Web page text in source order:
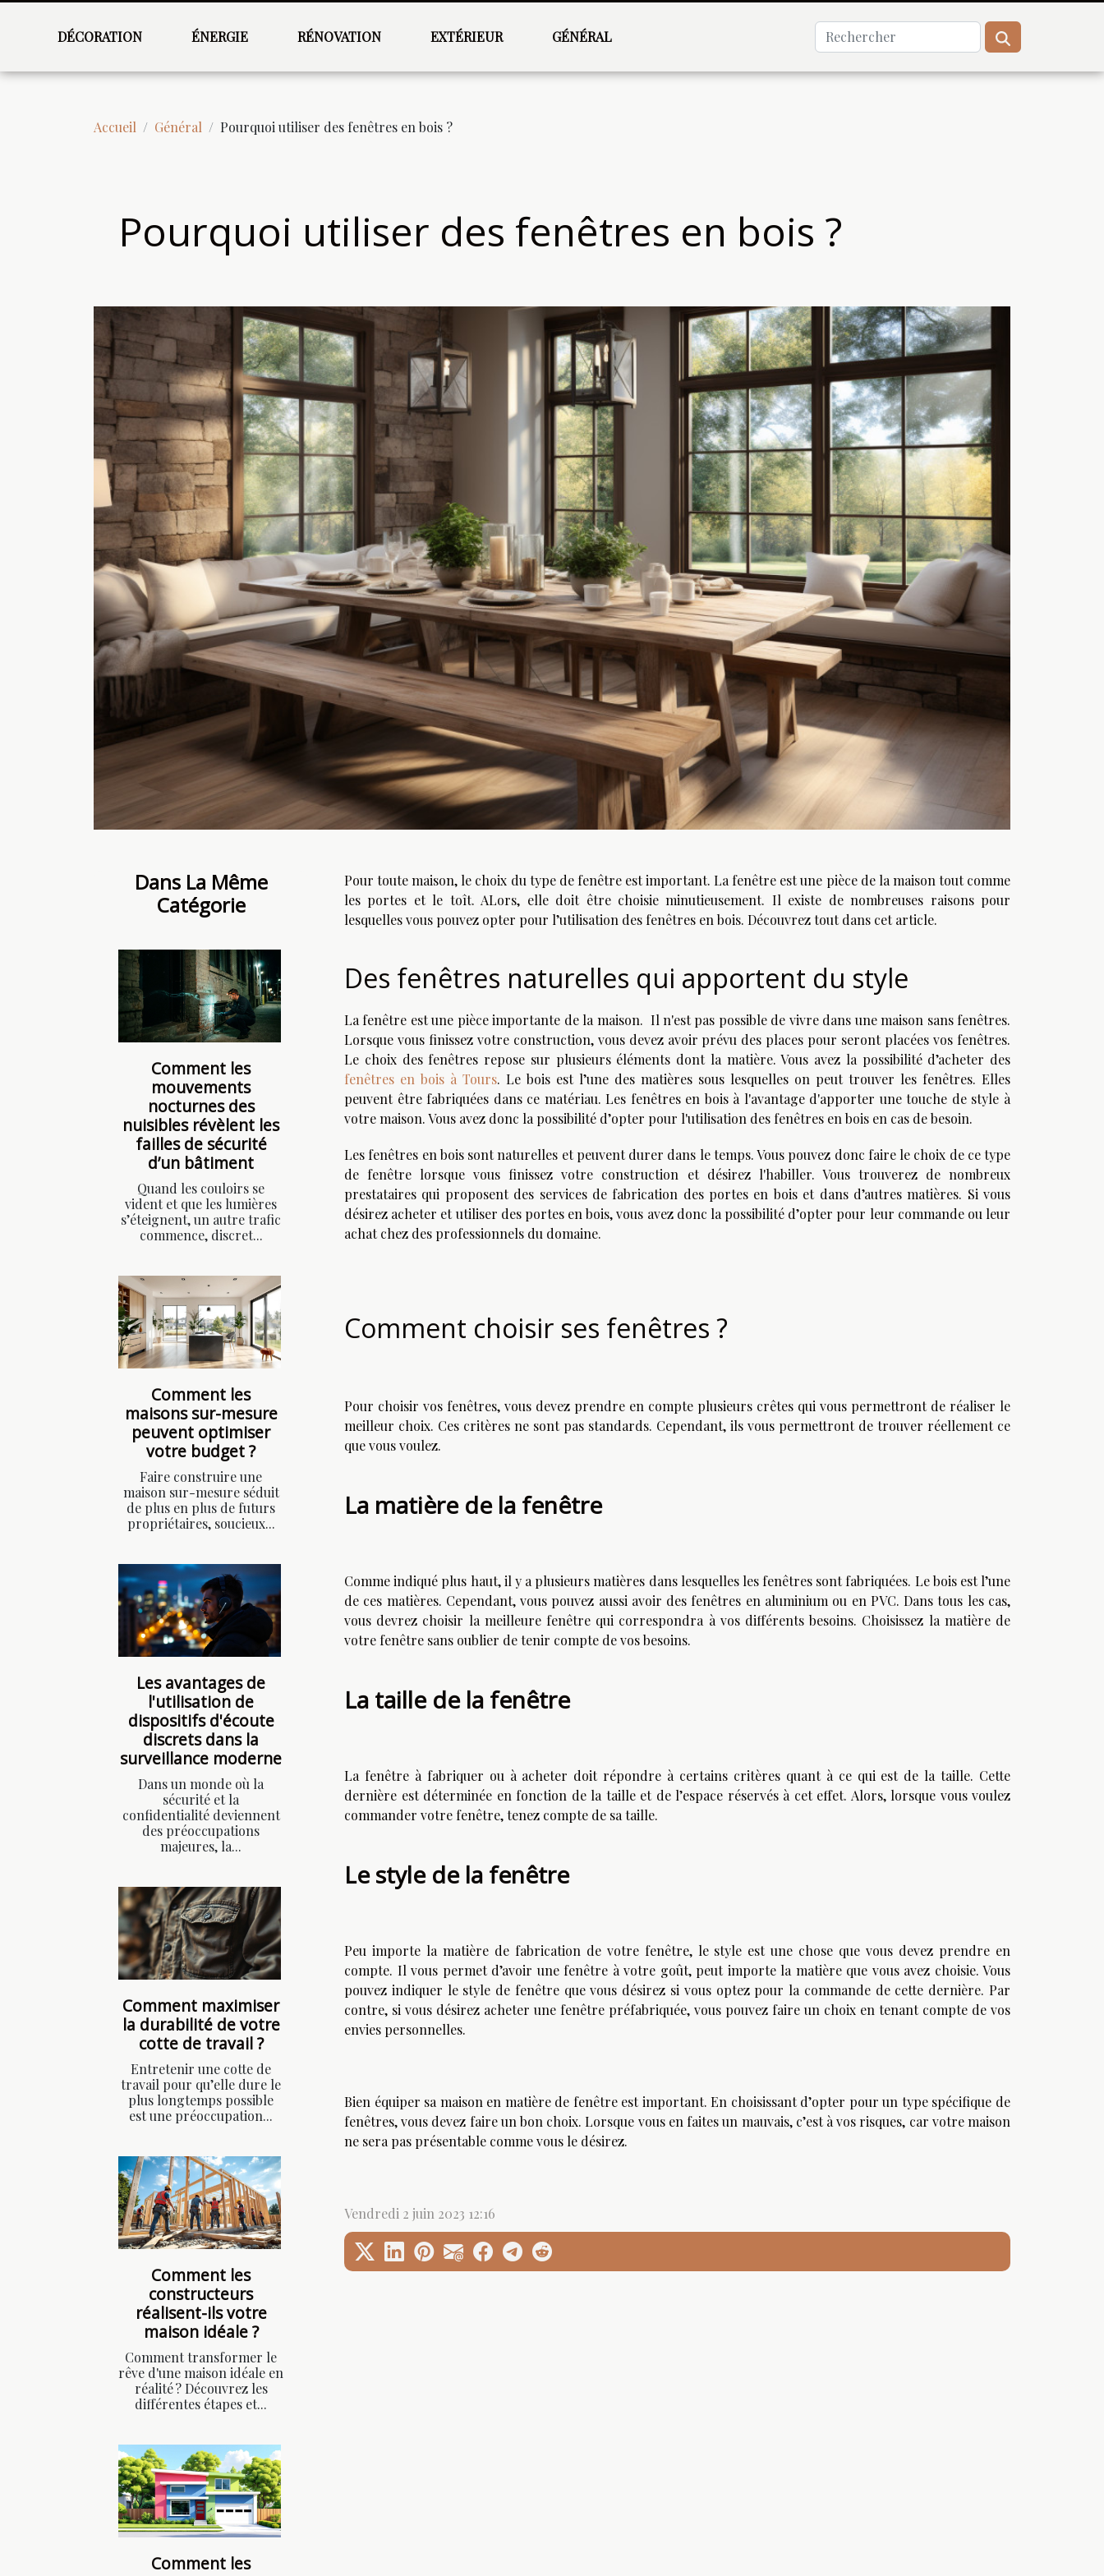
DÉCORATION ÉNERGIE RÉNOVATION EXTÉRIEUR GÉNÉRAL
Accueil Général Pourquoi utiliser des fenêtres en bois ?
Pourquoi utiliser des fenêtres en bois ?
Dans La Même
Catégorie
Comment les
mouvements
nocturnes des
nuisibles révèlent les
failles de sécurité
d’un bâtiment
Quand les couloirs se
vident et que les lumières
s’éteignent, un autre trafic
commence, discret...
Comment les
maisons sur-mesure
peuvent optimiser
votre budget ?
Faire construire une
maison sur-mesure séduit
de plus en plus de futurs
propriétaires, soucieux...
Les avantages de
l'utilisation de
dispositifs d'écoute
discrets dans la
surveillance moderne
Dans un monde où la
sécurité et la
confidentialité deviennent
des préoccupations
majeures, la...
Comment maximiser
la durabilité de votre
cotte de travail ?
Entretenir une cotte de
travail pour qu’elle dure le
plus longtemps possible
est une préoccupation...
Comment les
constructeurs
réalisent-ils votre
maison idéale ?
Comment transformer le
rêve d'une maison idéale en
réalité ? Découvrez les
différentes étapes et...
Comment les
Pour toute maison, le choix du type de fenêtre est important. La fenêtre est une pièce de la maison tout comme
les portes et le toît. ALors, elle doit être choisie minutieusement. Il existe de nombreuses raisons pour
lesquelles vous pouvez opter pour l’utilisation des fenêtres en bois. Découvrez tout dans cet article.
Des fenêtres naturelles qui apportent du style
La fenêtre est une pièce importante de la maison. Il n'est pas possible de vivre dans une maison sans fenêtres.
Lorsque vous finissez votre construction, vous devez avoir prévu des places pour seront placées vos fenêtres.
Le choix des fenêtres repose sur plusieurs éléments dont la matière. Vous avez la possibilité d’acheter des
fenêtres en bois à Tours. Le bois est l’une des matières sous lesquelles on peut trouver les fenêtres. Elles
peuvent être fabriquées dans ce matériau. Les fenêtres en bois à l'avantage d'apporter une touche de style à
votre maison. Vous avez donc la possibilité d’opter pour l'utilisation des fenêtres en bois en cas de besoin.
Les fenêtres en bois sont naturelles et peuvent durer dans le temps. Vous pouvez donc faire le choix de ce type
de fenêtre lorsque vous finissez votre construction et désirez l'habiller. Vous trouverez de nombreux
prestataires qui proposent des services de fabrication des portes en bois et dans d’autres matières. Si vous
désirez acheter et utiliser des portes en bois, vous avez donc la possibilité d’opter pour leur commande ou leur
achat chez des professionnels du domaine.
Comment choisir ses fenêtres ?
Pour choisir vos fenêtres, vous devez prendre en compte plusieurs crêtes qui vous permettront de réaliser le
meilleur choix. Ces critères ne sont pas standards. Cependant, ils vous permettront de trouver réellement ce
que vous voulez.
La matière de la fenêtre
Comme indiqué plus haut, il y a plusieurs matières dans lesquelles les fenêtres sont fabriquées. Le bois est l’une
de ces matières. Cependant, vous pouvez aussi avoir des fenêtres en aluminium ou en PVC. Dans tous les cas,
vous devrez choisir la meilleure fenêtre qui correspondra à vos différents besoins. Choisissez la matière de
votre fenêtre sans oublier de tenir compte de vos besoins.
La taille de la fenêtre
La fenêtre à fabriquer ou à acheter doit répondre à certains critères quant à ce qui est de la taille. Cette
dernière est déterminée en fonction de la taille et de l’espace réservés à cet effet. Alors, lorsque vous voulez
commander votre fenêtre, tenez compte de sa taille.
Le style de la fenêtre
Peu importe la matière de fabrication de votre fenêtre, le style est une chose que vous devez prendre en
compte. Il vous permet d’avoir une fenêtre à votre goût, peut importe la matière que vous avez choisie. Vous
pouvez indiquer le style de fenêtre que vous désirez si vous optez pour la commande de cette dernière. Par
contre, si vous désirez acheter une fenêtre préfabriquée, vous pouvez faire un choix en tenant compte de vos
envies personnelles.
Bien équiper sa maison en matière de fenêtre est important. En choisissant d’opter pour un type spécifique de
fenêtres, vous devez faire un bon choix. Lorsque vous en faites un mauvais, c’est à vos risques, car votre maison
ne sera pas présentable comme vous le désirez.
Vendredi 2 juin 2023 12:16